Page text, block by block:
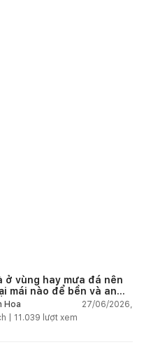
ở vùng hay mưa đá nên
mái nào để bền và an
Hoa
27/06/2026,
| 11.039 lượt xem